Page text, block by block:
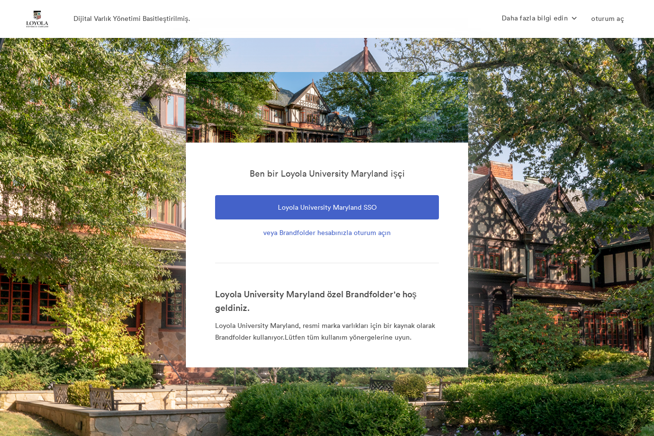
Dijital Varlık Yönetimi Basitleştirilmiş. Daha fazla bilgi edin oturum aç
Ben bir Loyola University Maryland işçi
Loyola University Maryland SSO
veya Brandfolder hesabınızla oturum açın
Loyola University Maryland özel Brandfolder'e hoş
geldiniz.
Loyola University Maryland, resmi marka varlıkları için bir kaynak olarak
Brandfolder kullanıyor.Lütfen tüm kullanım yönergelerine uyun.